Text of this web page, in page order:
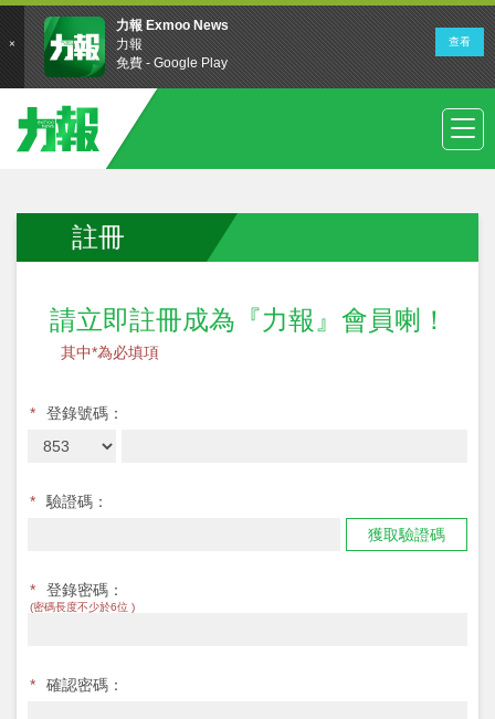
註冊
請立即註冊成為『力報』會員喇！
其中*為必填項
* 登錄號碼：
*
驗證碼：
獲取驗證碼
* 登錄密碼：
(密碼長度不少於6位 )
* 確認密碼：